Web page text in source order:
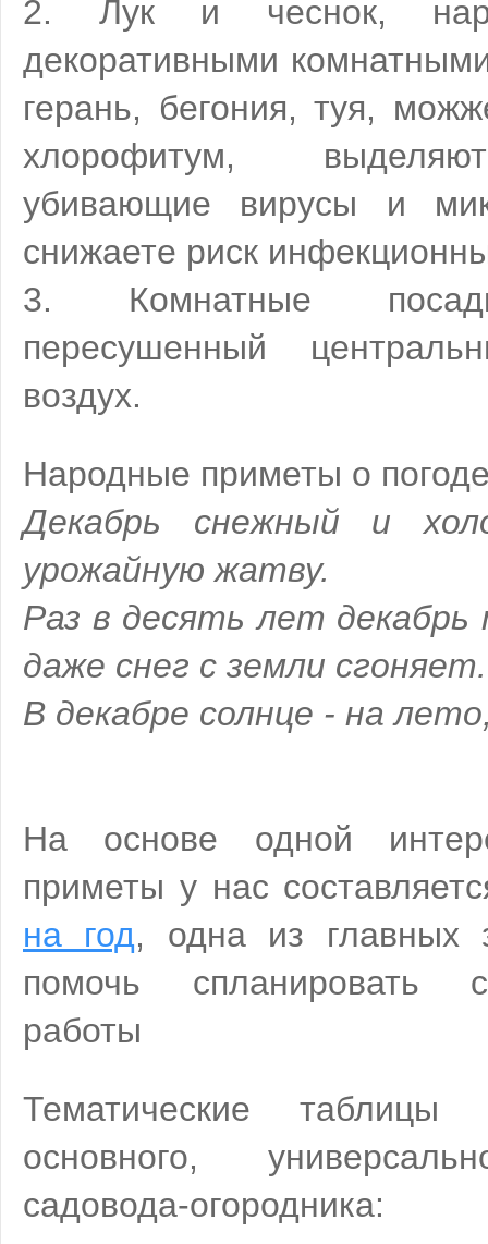
2. Лук и чеснок,
декоративными
герань, бегония, туя,
хлорофитум,
убивающие вирусы и
снижаете риск
3. Комнатные
пересушенный
воздух.
Народные приметы о
Декабрь снежный и
урожайную жатву.
Раз в десять лет
даже снег с земли сгоняет.
В декабре солнце - на
На основе одной
приметы у нас
на год, одна из главных
помочь спланировать
работы
Тематические
основного,
садовода-огородника: